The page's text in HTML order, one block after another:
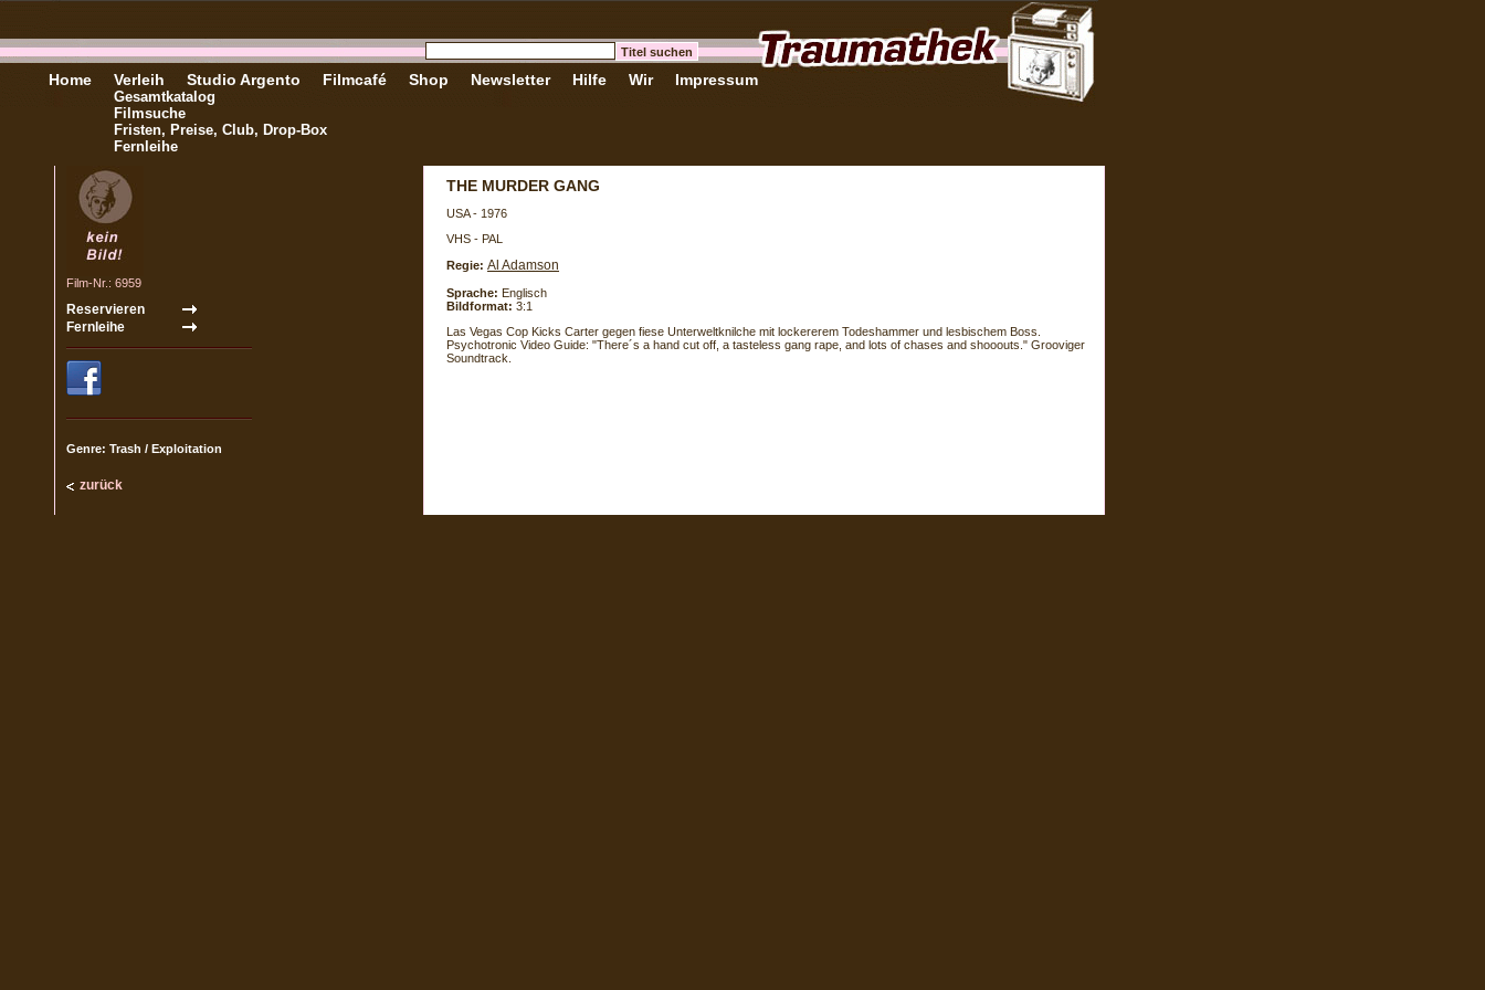
Home Verleih
Gesamtkatalog
Filmsuche
Fristen, Preise, Club, Drop-Box
Fernleihe
Studio Argento Filmcafé Shop Newsletter Hilfe Wir Impressum
Film-Nr.: 6959
Genre: Trash / Exploitation
zurück
THE MURDER GANG
USA - 1976
VHS - PAL
Regie: Al Adamson
Sprache: Englisch
Bildformat: 3:1
Las Vegas Cop Kicks Carter gegen fiese Unterweltknilche mit lockererem Todeshammer und lesbischem Boss.
Psychotronic Video Guide: "There´s a hand cut off, a tasteless gang rape, and lots of chases and shooouts." Grooviger
Soundtrack.